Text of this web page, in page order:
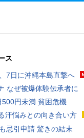
ス
7日に沖縄本島直撃へ
なぜ被爆体験伝承者に
500円未満 貧困危機
汗悩みとの向き合い方
忌引申請 驚きの結末